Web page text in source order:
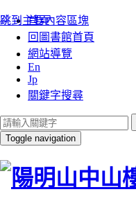
跳到主要內容區塊
:::
首頁
回圖書館首頁
網站導覽
En
Jp
關鍵字搜尋
Toggle navigation